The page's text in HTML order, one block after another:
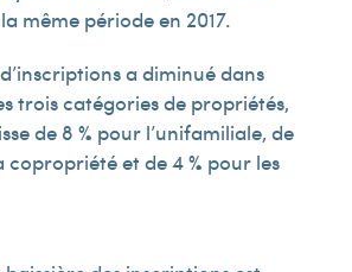
même période en 2017.
a diminué dans
trois catégories de propriétés,
de 8 % pour l’unifamiliale, de
copropriété et de 4 % pour les